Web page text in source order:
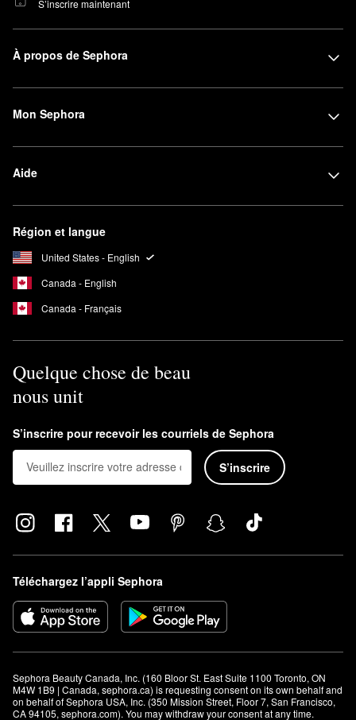
S’inscrire maintenant
À propos de Sephora
Mon Sephora
Aide
Région et langue
United States - English
Canada - English
Canada - Français
Quelque chose de beau
nous unit
S’inscrire pour recevoir les courriels de Sephora
S’inscrire
Téléchargez l’appli Sephora
Sephora Beauty Canada, Inc. (160 Bloor St. East Suite 1100 Toronto, ON
M4W 1B9 | Canada, sephora.ca) is requesting consent on its own behalf and
on behalf of Sephora USA, Inc. (350 Mission Street, Floor 7, San Francisco,
CA 94105, sephora.com). You may withdraw your consent at any time.